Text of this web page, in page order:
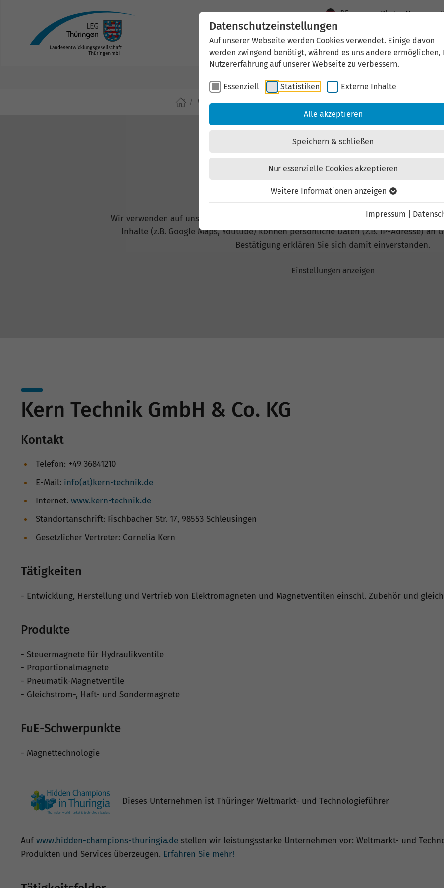
Datenschutzeinstellungen
Auf unserer Webseite werden Cookies verwendet. Einige davon
werden zwingend benötigt, während es uns andere ermöglichen,
Nutzererfahrung auf unserer Webseite zu verbessern.
Essenziell Statistiken Externe Inhalte
Alle akzeptieren
Speichern & schließen
Nur essenzielle Cookies akzeptieren
Weitere Informationen anzeigen
Impressum
DE Blog Messen
Aktuelles Standort Thüringen
Wirtschaftsförderung Investieren & Ansiedeln Unternehmen &
Externen Inhalt laden
Wir verwenden auf unserer Website externe Inhalte, um Ihnen zusätzliche
Inhalte (z.B. Google Maps, Youtube) können persönliche Daten (z.B. IP-Adresse) an
Bestätigung erklären Sie sich damit einverstanden.
Einstellungen anzeigen
Kern Technik GmbH & Co. KG
Kontakt
Telefon: +49 36841210
E-Mail: info(at)kern-technik.de
Internet: www.kern-technik.de
Standortanschrift: Fischbacher Str. 17, 98553 Schleusingen
Gesetzlicher Vertreter: Cornelia Kern
Tätigkeiten
- Entwicklung, Herstellung und Vertrieb von Elektromagneten und Magnetventilen einschl. Zubehör und
Produkte
- Steuermagnete für Hydraulikventile
- Proportionalmagnete
- Pneumatik-Magnetventile
- Gleichstrom-, Haft- und Sondermagnete
FuE-Schwerpunkte
- Magnettechnologie
Dieses Unternehmen ist Thüringer Weltmarkt- und Technologieführer
Aufwww.hidden-champions-thuringia.de stellen wir leistungsstarke Unternehmen vor: Weltmarkt- und
Produkten und Services überzeugen. Erfahren Sie mehr!